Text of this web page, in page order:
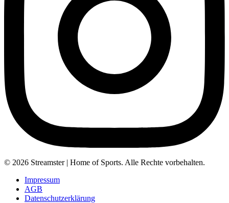
© 2026 Streamster | Home of Sports. Alle Rechte vorbehalten.
Impressum
AGB
Datenschutzerklärung